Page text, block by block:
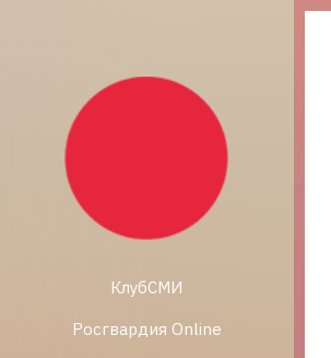
КлубСМИ
Росгвардия Online